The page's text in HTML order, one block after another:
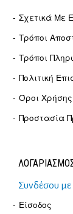
Σχετικά Με
Τρόποι
Τρόποι
Πολιτική
Όροι Χρήσης
Προστασία
Συνδέσου με
Είσοδος